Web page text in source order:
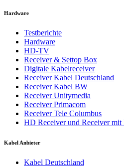
Hardware
Testberichte
Hardware
HD-TV
Receiver & Settop Box
Digitale Kabelreceiver
Receiver Kabel Deutschland
Receiver Kabel BW
Receiver Unitymedia
Receiver Primacom
Receiver Tele Columbus
HD Receiver und Receiver mit
Kabel Anbieter
Kabel Deutschland